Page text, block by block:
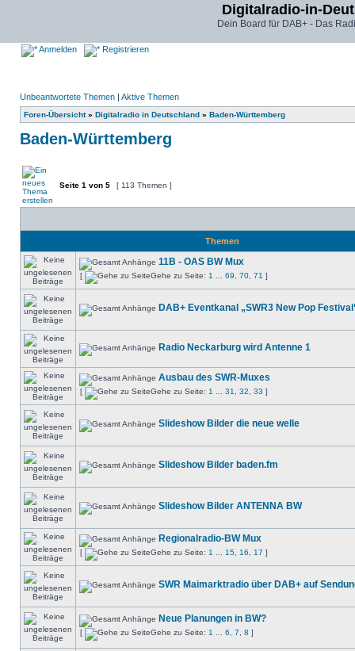
Digitalradio-in-
Dein Board für DAB+ - Das
Anmelden Registrieren
Unbeantwortete Themen | Aktive Themen
Foren-Übersicht» Digitalradio in Deutschland » Baden-Württemberg
Baden-Württemberg
Seite 1 von 5 [ 113 Themen ]
Themen
11B - OAS BW Mux
[ Gehe zu Seite: 1 69 70 71 ]
DAB+ Eventkanal „SWR3 New Pop
Radio Neckarburg wird Antenne 1
Ausbau des SWR-Muxes
[ Gehe zu Seite: 1 31 32 33 ]
Slideshow Bilder die neue welle
Slideshow Bilder baden.fm
Slideshow Bilder ANTENNA BW
Regionalradio-BW Mux
[ Gehe zu Seite: 1 15 16 17 ]
SWR Maimarktradio über DAB+ auf
Neue Planungen in BW?
[ Gehe zu Seite: 1 6 7 8 ]